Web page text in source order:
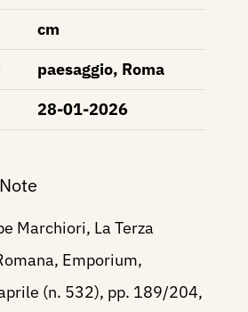
cm
paesaggio, Roma
28-01-2026
Marchiori, La Terza
Emporium,
(n. 532), pp. 189/204,